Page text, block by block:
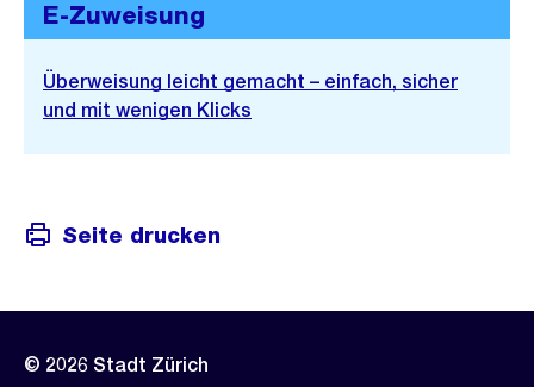
E-Zuweisung
Überweisung leicht gemacht – einfach, sicher
und mit wenigen Klicks
Seite drucken
© 2026 Stadt Zürich